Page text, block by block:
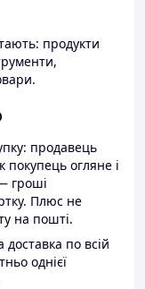
продукти
продавець
огляне і
гроші
Плюс не
на пошті.
по всій
однієї